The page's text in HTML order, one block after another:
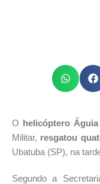
O helicóptero
Militar, resgatou
Ubatuba (SP), na
Segundo a